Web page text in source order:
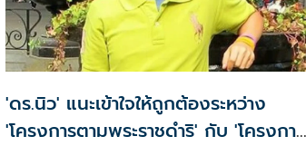
'ดร.นิว' แนะเข้าใจให้ถูกต้องระหว่าง
'โครงการตามพระราชดำริ' กับ 'โครงการ